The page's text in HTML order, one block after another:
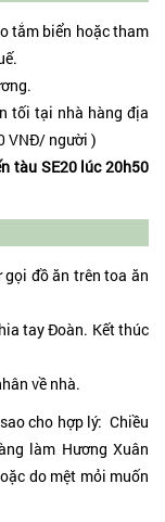
tắm biển hoặc tham
tối tại nhà hàng địa
VNĐ/ người )
tàu SE20 lúc 20h50
đồ ăn trên toa ăn
tay Đoàn. Kết thúc
về nhà.
cho hợp lý: Chiều
làm Hương Xuân
do mệt mỏi muốn